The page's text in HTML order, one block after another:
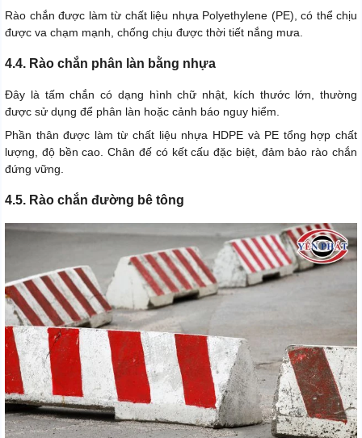
Rào chắn được làm từ chất liệu nhựa Polyethylene (PE), có thể chịu
được va chạm mạnh, chống chịu được thời tiết nắng mưa.
4.4. Rào chắn phân làn bằng nhựa
Đây là tấm chắn có dạng hình chữ nhật, kích thước lớn, thường
được sử dụng để phân làn hoặc cảnh báo nguy hiểm.
Phần thân được làm từ chất liệu nhựa HDPE và PE tổng hợp chất
lượng, độ bền cao. Chân đế có kết cấu đặc biệt, đảm bảo rào chắn
đứng vững.
4.5. Rào chắn đường bê tông